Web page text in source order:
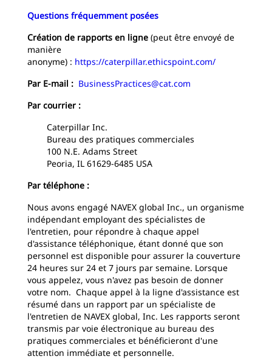
Questions fréquemment posées
Création de rapports en ligne (peut être envoyé de
manière
anonyme) : https://caterpillar.ethicspoint.com/
Par E-mail : BusinessPractices@cat.com
Par courrier :
Caterpillar Inc.
Bureau des pratiques commerciales
100 N.E. Adams Street
Peoria, IL 61629-6485 USA
Par téléphone :
Nous avons engagé NAVEX global Inc., un organisme
indépendant employant des spécialistes de
l'entretien, pour répondre à chaque appel
d'assistance téléphonique, étant donné que son
personnel est disponible pour assurer la couverture
24 heures sur 24 et 7 jours par semaine. Lorsque
vous appelez, vous n'avez pas besoin de donner
votre nom. Chaque appel à la ligne d'assistance est
résumé dans un rapport par un spécialiste de
l'entretien de NAVEX global, Inc. Les rapports seront
transmis par voie électronique au bureau des
pratiques commerciales et bénéficieront d'une
attention immédiate et personnelle.